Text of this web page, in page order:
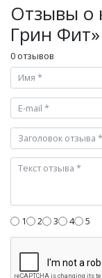
Отзывы о
Грин
0 отзывов
1 2 3 4 5